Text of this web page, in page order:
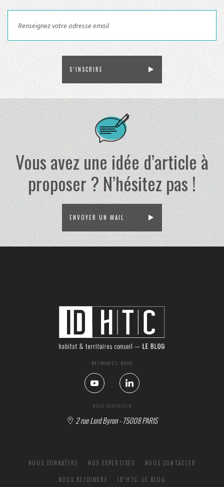
S’INSCRIRE
Vous avez une idée d’article à
proposer ? N’hésitez pas !
ENVOYER UN MAIL
RETROUVEZ-NOUS
NOUS CONTACTER
2 rue Lord Byron - 75008 PARIS
NOUS CONNAÎTRE NOS EXPERTISES NOUS CONTACTER
NOUS REJOINDRE ID’HTC, LE BLOG